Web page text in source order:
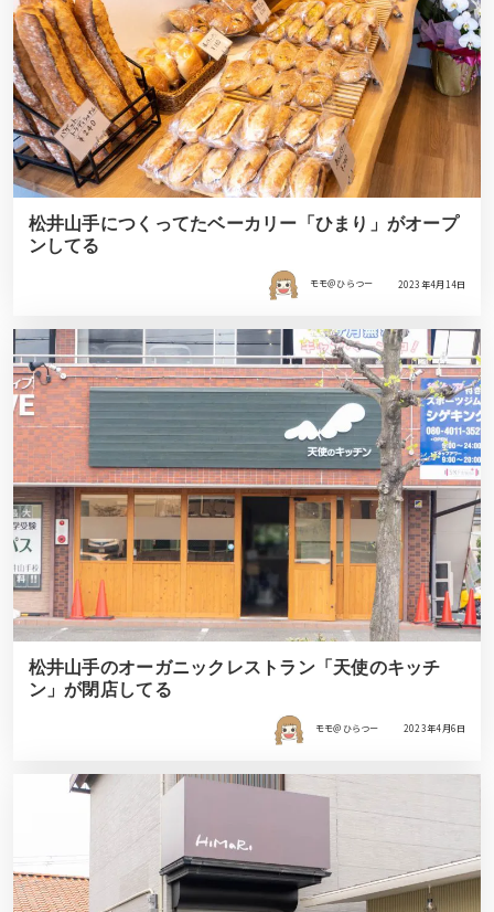
松井山手につくってたベーカリー「ひまり」がオープ
ンしてる
モモ＠ひらつー 2023年4月14日
松井山手のオーガニックレストラン「天使のキッチ
ン」が閉店してる
モモ＠ひらつー 2023年4月6日